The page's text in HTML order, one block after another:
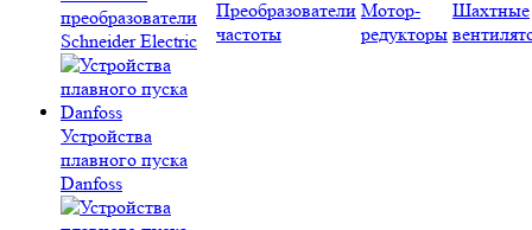
преобразователи
Schneider Electric
Устройства
плавного пуска
Danfoss
Преобразователи
частоты
Мотор-
редукторы
Шахтные